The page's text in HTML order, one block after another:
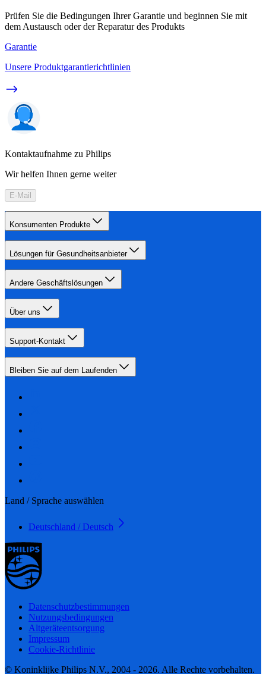
Prüfen Sie die Bedingungen Ihrer Garantie und beginnen Sie mit
dem Austausch oder der Reparatur des Produkts
Garantie
Unsere Produktgarantierichtlinien
Kontaktaufnahme zu Philips
Wir helfen Ihnen gerne weiter
E-Mail
Konsumenten Produkte
Lösungen für Gesundheitsanbieter
Andere Geschäftslösungen
Über uns
Support-Kontakt
Bleiben Sie auf dem Laufenden
Land / Sprache auswählen
Deutschland / Deutsch
Datenschutzbestimmungen
Nutzungsbedingungen
Altgeräteentsorgung
Impressum
Cookie-Richtlinie
© Koninklijke Philips N.V., 2004 - 2026. Alle Rechte vorbehalten.